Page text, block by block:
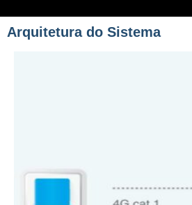
Arquitetura do Sistema